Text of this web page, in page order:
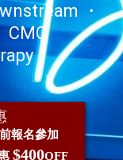
・
報名參加
$400OFF